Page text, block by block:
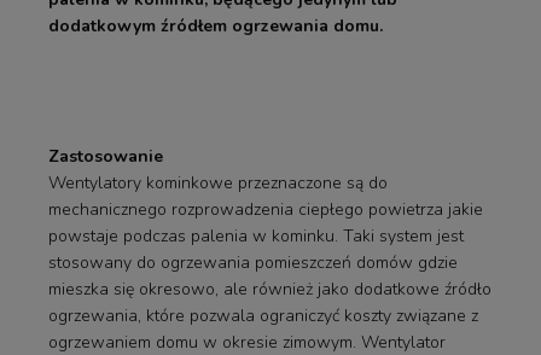
dodatkowym źródłem ogrzewania domu.
Zastosowanie
Wentylatory kominkowe przeznaczone są do
mechanicznego rozprowadzenia ciepłego powietrza jakie
powstaje podczas palenia w kominku. Taki system jest
stosowany do ogrzewania pomieszczeń domów gdzie
mieszka się okresowo, ale również jako dodatkowe źródło
ogrzewania, które pozwala ograniczyć koszty związane z
ogrzewaniem domu w okresie zimowym. Wentylator